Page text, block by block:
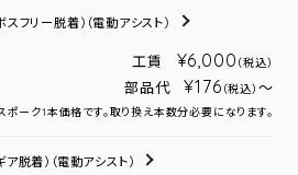
スフリー脱着） （電動アシスト）
工賃 ¥6,000 （税込）
部品代 ¥176 （税込） ～
ーク1本価格です。取り換え本数分必要になります。
ア脱着） （電動アシスト）